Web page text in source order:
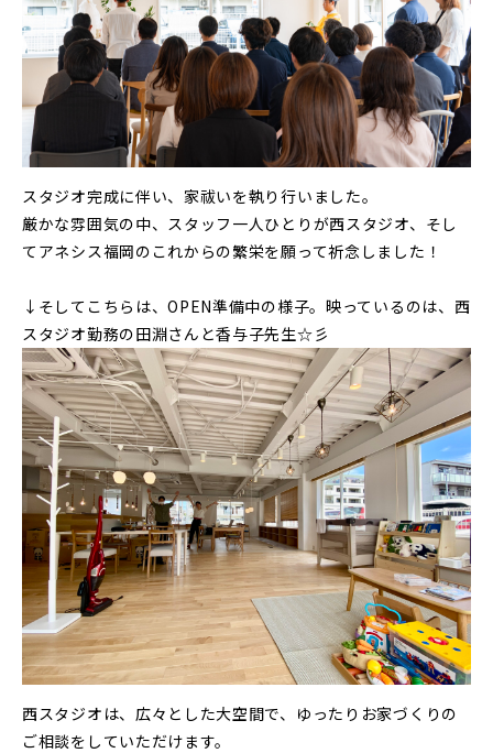
スタジオ完成に伴い、家祓いを執り行いました。
厳かな雰囲気の中、スタッフ一人ひとりが西スタジオ、そし
てアネシス福岡のこれからの繁栄を願って祈念しました！
↓そしてこちらは、OPEN準備中の様子。映っているのは、西
スタジオ勤務の田淵さんと香与子先生☆彡
西スタジオは、広々とした大空間で、ゆったりお家づくりの
ご相談をしていただけます。